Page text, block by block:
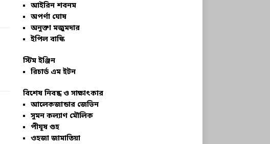
আইরিন শবনম
অপর্ণা ঘোষ
অনুক্তা মজুমদার
ইপিল বাস্কি
স্টিম ইঞ্জিন
রিচার্ড এম ইটন
বিশেষ নিবন্ধ ও সাক্ষাৎকার
আলেকজান্ডার জেভিন
সুমন কল্যাণ মৌলিক
পীযূষ গুহ
ওহজা জামাতিয়া